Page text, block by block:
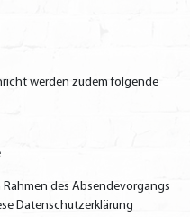
werden zudem folgende
des Absendevorgangs
Datenschutzerklärung